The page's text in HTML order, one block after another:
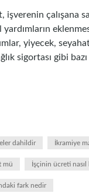
işverenin çalışana
yardımların
yiyecek,
sigortası gibi bazı
dahildir İkramiye
mü İşçinin ücreti
fark nedir